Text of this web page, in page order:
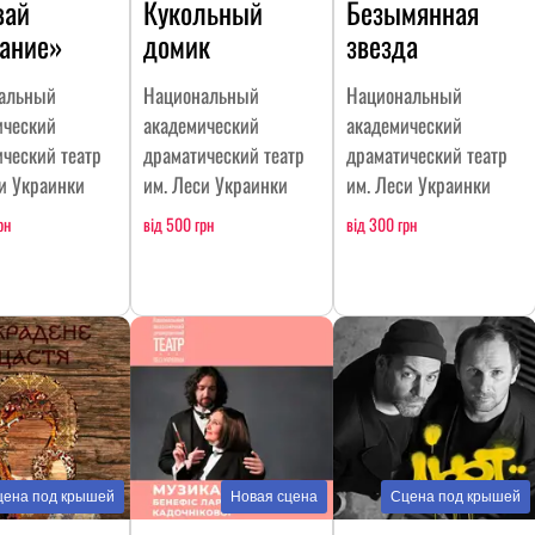
театр
Украинки
Кукольный
домик
Национальный
академический
драматический театр
им. Леси Украинки
від 500 грн
Безымянная
звезда
Национальный
академический
драматический театр
им. Леси Украинки
від 300 грн
под крышей Новая сцена Сцена под крышей